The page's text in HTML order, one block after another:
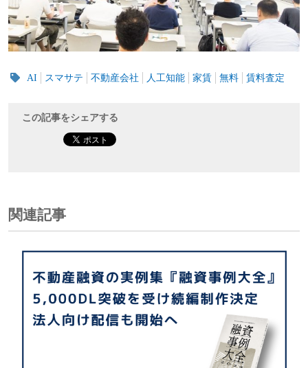
AI スマサテ 不動産会社 人工知能 家賃 無料 賃料査定
この記事をシェアする
関連記事